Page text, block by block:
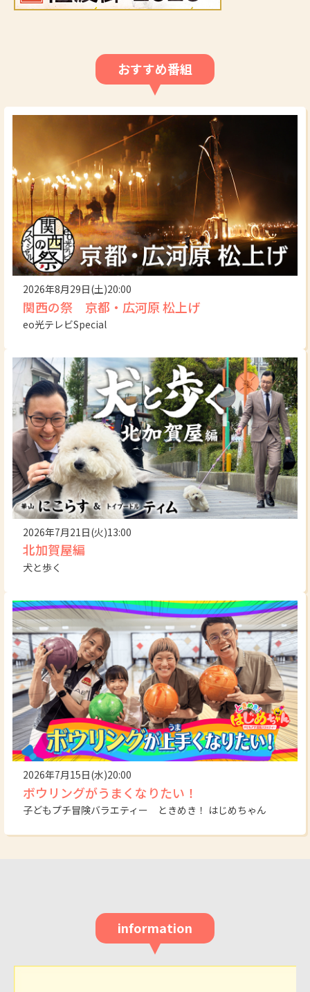
おすすめ番組
2026年8月29日(土)20:00
関西の祭 京都・広河原 松上げ
eo光テレビSpecial
2026年7月21日(火)13:00
北加賀屋編
犬と歩く
2026年7月15日(水)20:00
ボウリングがうまくなりたい！
子どもプチ冒険バラエティー ときめき！ はじめちゃん
information